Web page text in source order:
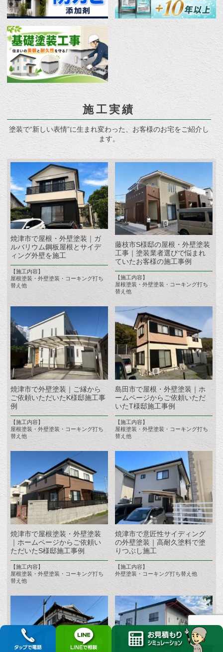
施工実績
塗装で“新しい表情”に生まれ変わった、お客様のお宅をご紹介し
ます。
焼津市で屋根・外壁塗装｜ガ
ルバリウム鋼板屋根とサイデ
ィング外壁を施工
【施工内容】
屋根塗装・外壁塗装・コーキング打ち
替え他
藤枝市S様邸の屋根・外壁塗装
工事｜塗装業者選びで悩まれ
ていたお客様の施工事例
【施工内容】
屋根塗装・外壁塗装・コーキング打ち
替え他
焼津市で外壁塗装｜ご縁から
ご依頼いただいたK様邸施工事
例
【施工内容】
屋根塗装・外壁塗装・コーキング打ち
替え他
島田市で屋根・外壁塗装｜ホ
ームページからご依頼いただ
いたT様邸施工事例
【施工内容】
屋根塗装・外壁塗装・コーキング打ち
替え他
焼津市で屋根塗装・外壁塗装
｜ホームページからご依頼い
ただいたS様邸施工事例
【施工内容】
屋根塗装・外壁塗装・コーキング打ち
替え他
焼津市で意匠性サイディング
の外壁塗装｜高耐久塗料で塗
りつぶし施工
【施工内容】
外壁塗装・コーキング打ち替え他